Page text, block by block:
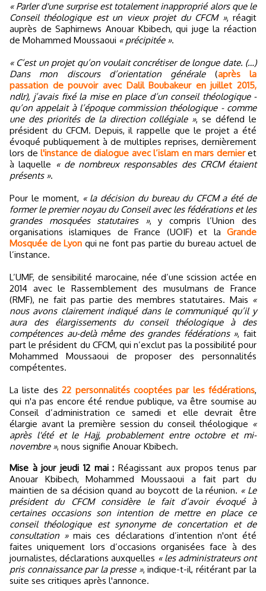
« Parler d'une surprise est totalement inapproprié alors que le
Conseil théologique est un vieux projet du CFCM », réagit
auprès de Saphirnews Anouar Kbibech, qui juge la réaction
de Mohammed Moussaoui « précipitée ».
« C’est un projet qu’on voulait concrétiser de longue date. (…)
Dans mon discours d’orientation générale(après la
passation de pouvoir avec Dalil Boubakeur en juillet 2015,
ndlr), j’avais fixé la mise en place d’un conseil théologique -
qu’on appelait à l’époque commission théologique - comme
une des priorités de la direction collégiale », se défend le
président du CFCM. Depuis, il rappelle que le projet a été
évoqué publiquement à de multiples reprises, dernièrement
lors de l'instance de dialogue avec l’islam en mars dernieret
à laquelle « de nombreux responsables des CRCM étaient
présents ».
Pour le moment, « la décision du bureau du CFCM a été de
former le premier noyau du Conseil avec les fédérations et les
grandes mosquées statutaires », y compris l’Union des
organisations islamiques de France (UOIF) et la Grande
Mosquée de Lyon qui ne font pas partie du bureau actuel de
l’instance.
L’UMF, de sensibilité marocaine, née d’une scission actée en
2014 avec le Rassemblement des musulmans de France
(RMF), ne fait pas partie des membres statutaires. Mais «
nous avons clairement indiqué dans le communiqué qu’il y
aura des élargissements du conseil théologique à des
compétences au-delà même des grandes fédérations », fait
part le président du CFCM, qui n’exclut pas la possibilité pour
Mohammed Moussaoui de proposer des personnalités
compétentes.
La liste des22 personnalités cooptées par les fédérations,
qui n'a pas encore été rendue publique, va être soumise au
Conseil d’administration ce samedi et elle devrait être
élargie avant la première session du conseil théologique «
après l'été et le Hajj, probablement entre octobre et mi-
novembre », nous signifie Anouar Kbibech.
Mise à jour jeudi 12 mai : Réagissant aux propos tenus par
Anouar Kbibech, Mohammed Moussaoui a fait part du
maintien de sa décision quand au boycott de la réunion. « Le
président du CFCM considère le fait d’avoir évoqué à
certaines occasions son intention de mettre en place ce
conseil théologique est synonyme de concertation et de
consultation »mais ces déclarations d’intention n'ont été
faites uniquement lors d’occasions organisées face à des
journalistes, déclarations auxquelles « les administrateurs ont
pris connaissance par la presse », indique-t-il, réitérant par la
suite ses critiques après l'annonce.